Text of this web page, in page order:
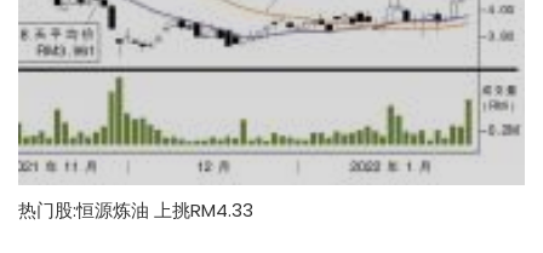
热门股:恒源炼油 上挑RM4.33